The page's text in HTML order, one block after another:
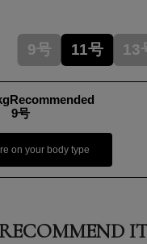
9号 11号 13
9号
on your body type
RECOMMEND